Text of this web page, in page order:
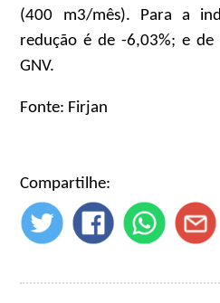
(400 m3/mês). Para a
redução é de -6,03%; e de
GNV.
Fonte: Firjan
Compartilhe: